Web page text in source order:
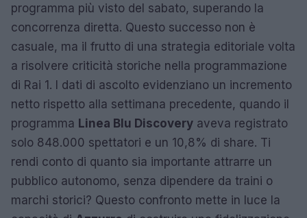
programma più visto del sabato, superando la
concorrenza diretta. Questo successo non è
casuale, ma il frutto di una strategia editoriale volta
a risolvere criticità storiche nella programmazione
di Rai 1. I dati di ascolto evidenziano un incremento
netto rispetto alla settimana precedente, quando il
programma Linea Blu Discovery aveva registrato
solo 848.000 spettatori e un 10,8% di share. Ti
rendi conto di quanto sia importante attrarre un
pubblico autonomo, senza dipendere da traini o
marchi storici? Questo confronto mette in luce la